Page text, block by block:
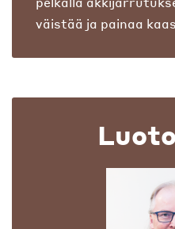
väistää ja painaa